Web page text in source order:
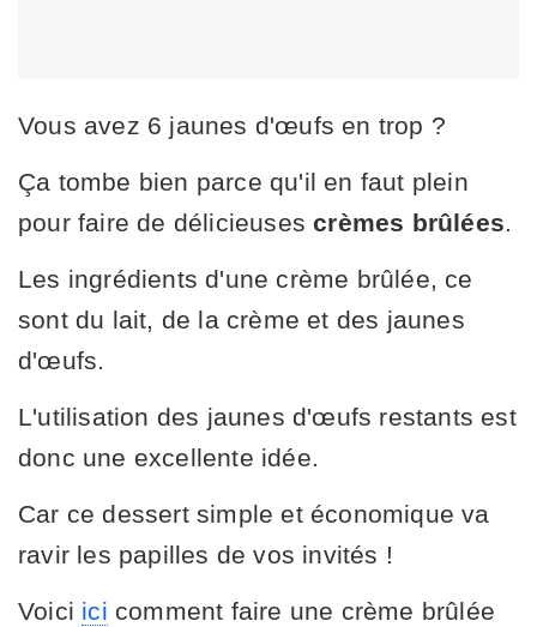
Vous avez 6 jaunes d'œufs en trop ?
Ça tombe bien parce qu'il en faut plein
pour faire de délicieusescrèmes brûlées.
Les ingrédients d'une crème brûlée, ce
sont du lait, de la crème et des jaunes
d'œufs.
L'utilisation des jaunes d'œufs restants est
donc une excellente idée.
Car ce dessert simple et économique va
ravir les papilles de vos invités !
Voici ici comment faire une crème brûlée